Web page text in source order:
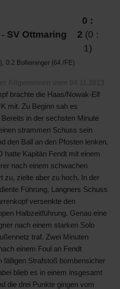
- SV Ottmaring
0 :
2 (0 :
1)
0:2 Bolleininger (64./FE)
brachte die Haas/Nowak-Elf
mit. Zu Beginn sah es
in der sechsten Minute
strammen Schuss sein
den Ball an den Pfosten lenken.
hatte Kapitän Fendt mit einem
nach einem schwachen
zu, zielte aber zu hoch. In der
Führung, Langners Schuss
versenkte den
Halbzeitführung. Genau eine
nach einem starken Solo
traf. Zwei Minuten
einem Foul an Fendt
fälligen Strafstoß bombensicher
blieb es in einem insgesamt
die drei Punkte gingen vom